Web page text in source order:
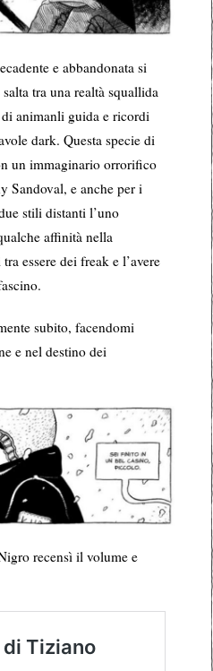
e abbandonata si
tra una realtà squallida
animanli guida e ricordi
dark. Questa specie di
un immaginario orrorifico
Sandoval, e anche per i
stili distanti l’uno
affinità nella
essere dei freak e l’avere
subito, facendomi
e nel destino dei
recensì il volume e